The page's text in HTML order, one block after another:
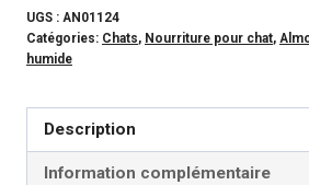
NATURE
COMPLETE
Poulet
patates
UGS : AN01124
Catégories: Chats, Nourriture pour chat,
humide
Description
Information complémentaire